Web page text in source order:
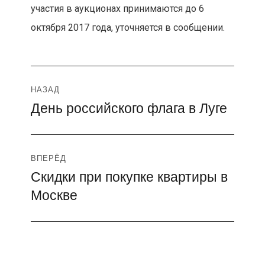
участия в аукционах принимаются до 6
октября 2017 года, уточняется в сообщении.
Навигация
по
записям
НАЗАД
Предыдущая
День российского флага в Луге
ВПЕРЁД
Следующая
запись:
Скидки при покупке квартиры в
Москве